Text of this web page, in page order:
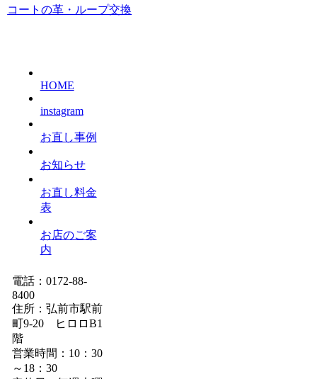
コートの革・ループ交換
HOME
instagram
お直し事例
お知らせ
お直し料金
表
お店のご案
内
電話：0172-88-
8400
住所：弘前市駅前
町9-20 ヒロロB1
階
営業時間：10：30
～18：30